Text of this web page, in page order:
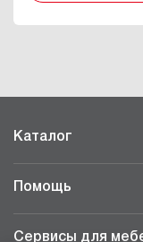
Каталог
Помощь
Сервисы для